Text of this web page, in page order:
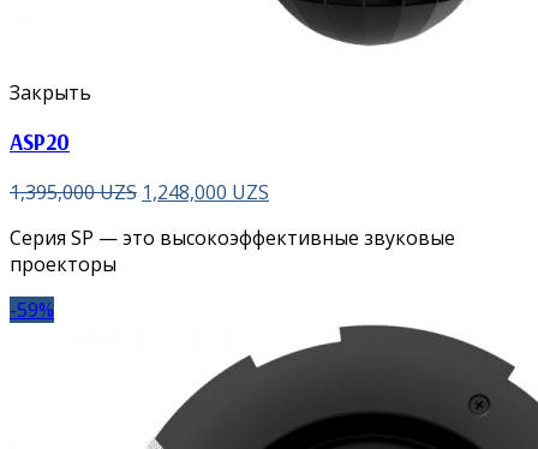
Закрыть
ASP20
1,395,000UZS 1,248,000 UZS
Серия SP — это высокоэффективные звуковые
проекторы
-59%